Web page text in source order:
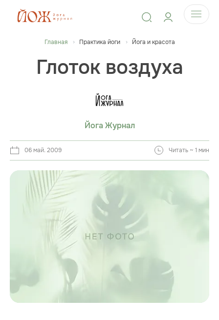
Главная Практика йоги Йога и красота
Глоток воздуха
Йога Журнал
06 май. 2009 Читать ~ 1 мин